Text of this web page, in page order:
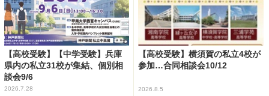
【高校受験】【中学受験】兵庫
県内の私立31校が集結、個別相
談会9/6
2026.7.28
【高校受験】横須賀の私立4校が
参加…合同相談会10/12
2026.8.5